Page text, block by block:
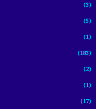
(3)
(5)
(1)
(183)
(2)
(1)
(17)